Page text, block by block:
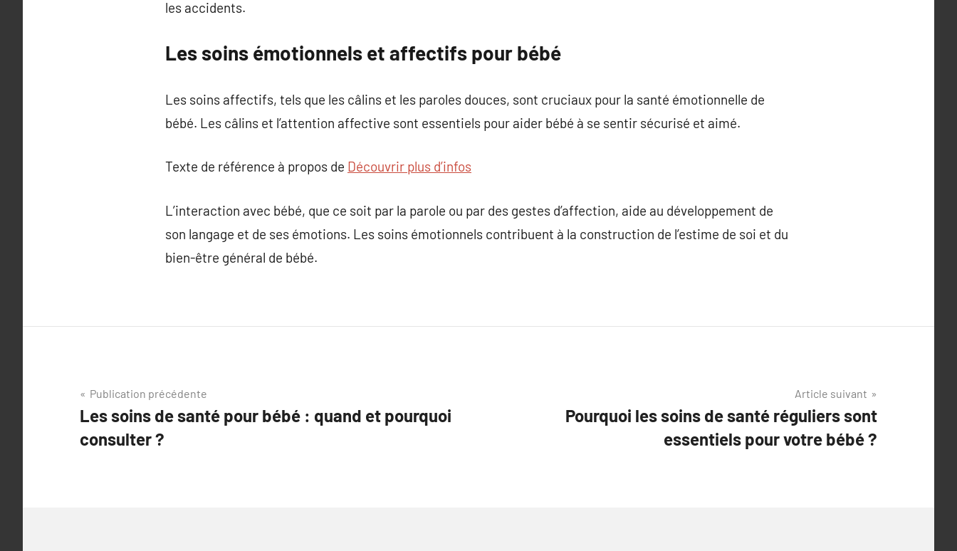
les accidents.
Les soins émotionnels et affectifs pour bébé
Les soins affectifs, tels que les câlins et les paroles douces, sont cruciaux pour la santé émotionnelle de
bébé. Les câlins et l’attention affective sont essentiels pour aider bébé à se sentir sécurisé et aimé.
Texte de référence à propos de Découvrir plus d’infos
L’interaction avec bébé, que ce soit par la parole ou par des gestes d’affection, aide au développement de
son langage et de ses émotions. Les soins émotionnels contribuent à la construction de l’estime de soi et du
bien-être général de bébé.
Navigation
de
l’article
Publication précédente
Les soins de santé pour bébé : quand et pourquoi
consulter ?
Article suivant
Pourquoi les soins de santé réguliers sont
essentiels pour votre bébé ?